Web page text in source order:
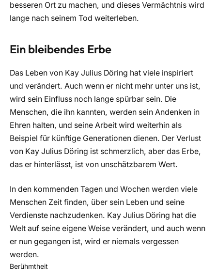
besseren Ort zu machen, und dieses Vermächtnis wird
lange nach seinem Tod weiterleben.
Ein bleibendes Erbe
Das Leben von Kay Julius Döring hat viele inspiriert
und verändert. Auch wenn er nicht mehr unter uns ist,
wird sein Einfluss noch lange spürbar sein. Die
Menschen, die ihn kannten, werden sein Andenken in
Ehren halten, und seine Arbeit wird weiterhin als
Beispiel für künftige Generationen dienen. Der Verlust
von Kay Julius Döring ist schmerzlich, aber das Erbe,
das er hinterlässt, ist von unschätzbarem Wert.
In den kommenden Tagen und Wochen werden viele
Menschen Zeit finden, über sein Leben und seine
Verdienste nachzudenken. Kay Julius Döring hat die
Welt auf seine eigene Weise verändert, und auch wenn
er nun gegangen ist, wird er niemals vergessen
werden.
Berühmtheit